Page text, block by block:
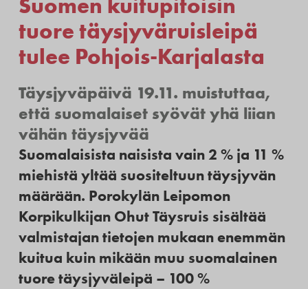
Suomen kuitupitoisin
tuore täysjyväruisleipä
tulee Pohjois-Karjalasta
Täysjyväpäivä 19.11. muistuttaa,
että suomalaiset syövät yhä liian
vähän täysjyvää
Suomalaisista naisista vain 2 % ja 11 %
miehistä yltää suositeltuun täysjyvän
määrään. Porokylän Leipomon
Korpikulkijan Ohut Täysruis sisältää
valmistajan tietojen mukaan enemmän
kuitua kuin mikään muu suomalainen
tuore täysjyväleipä – 100 %